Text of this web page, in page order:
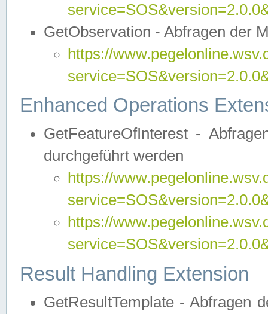
GetObservation - Abfragen der
https://
Enhanced Operations
GetFeatureOfInterest -
durchgeführt werden
https://
https://
Result Handling Extension
GetResultTemplate - Abfragen